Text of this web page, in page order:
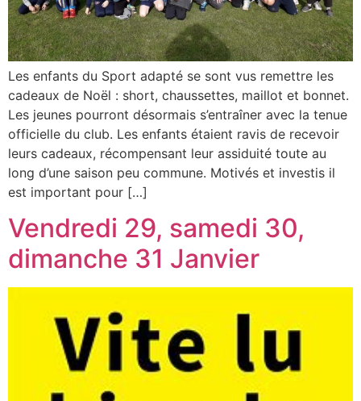
Les enfants du Sport adapté se sont vus remettre les
cadeaux de Noël : short, chaussettes, maillot et bonnet.
Les jeunes pourront désormais s’entraîner avec la tenue
officielle du club. Les enfants étaient ravis de recevoir
leurs cadeaux, récompensant leur assiduité toute au
long d’une saison peu commune. Motivés et investis il
est important pour […]
Vendredi 29, samedi 30,
dimanche 31 Janvier